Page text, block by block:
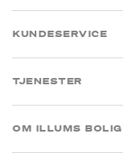
KUNDESERVICE
TJENESTER
OM ILLUMS